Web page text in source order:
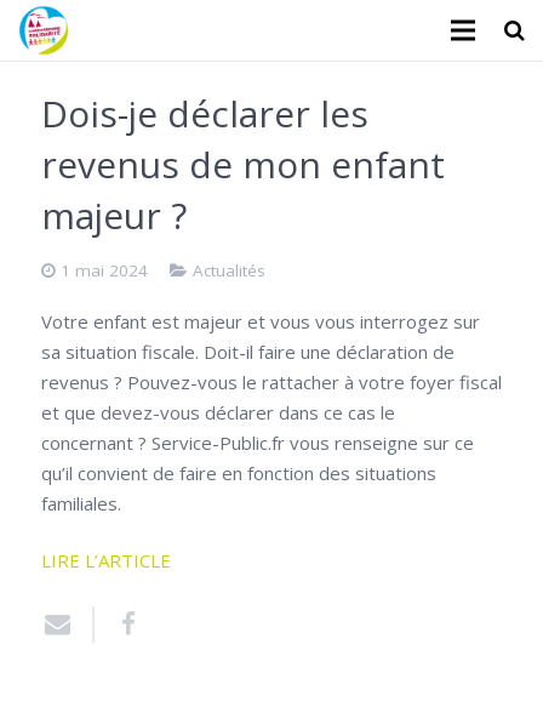
Administratifs
Divers
Actualités
Contact
Dois-je déclarer les
revenus de mon enfant
majeur ?
1 mai 2024 Actualités
Votre enfant est majeur et vous vous interrogez sur
sa situation fiscale. Doit-il faire une déclaration de
revenus ? Pouvez-vous le rattacher à votre foyer fiscal
et que devez-vous déclarer dans ce cas le
concernant ? Service-Public.fr vous renseigne sur ce
qu’il convient de faire en fonction des situations
familiales.
LIRE L’ARTICLE